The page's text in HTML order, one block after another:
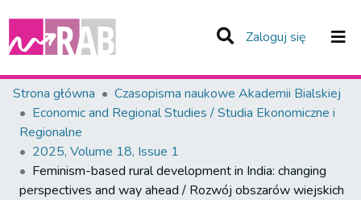
Zaloguj się (current)
Zespoły i Kolekcje
Statystyka
Całe Repozytorium
Strona główna
Czasopisma naukowe Akademii Bialskiej
Economic and Regional Studies / Studia Ekonomiczne i
Regionalne
2025, Volume 18, Issue 1
Feminism-based rural development in India: changing
perspectives and way ahead / Rozwój obszarów wiejskich